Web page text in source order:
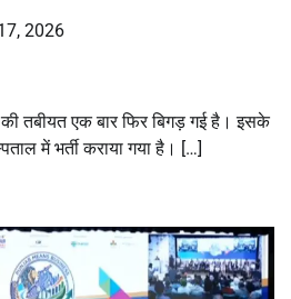
2026
तबीयत एक बार फिर बिगड़ गई है। इसके
में भर्ती कराया गया है। […]